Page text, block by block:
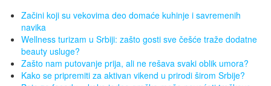
Začini koji su vekovima deo domaće kuhinje i savremenih
navika
Wellness turizam u Srbiji: zašto gosti sve češće traže dodatne
beauty usluge?
Zašto nam putovanje prija, ali ne rešava svaki oblik umora?
Kako se pripremiti za aktivan vikend u prirodi širom Srbije?